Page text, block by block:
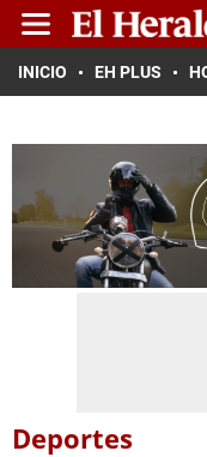
INICIO EH PLUS
Deportes